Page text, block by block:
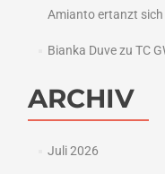
Amianto ertanzt
Bianka Duvezu TC
ARCHIV
Juli 2026